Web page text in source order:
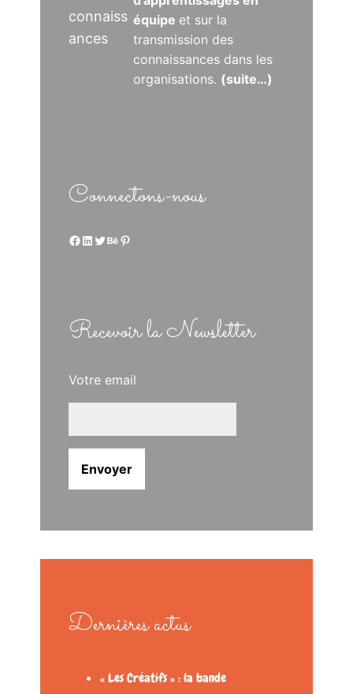
connaiss
ances
équipe et sur la
transmission des
connaissances dans les
organisations. (suite…)
Connectons-nous
Facebook LinkedIn Twitter Behance Pinterest
Recevoir la Newsletter
Votre email
Dernières actus
« Les Créatifs » : la bande